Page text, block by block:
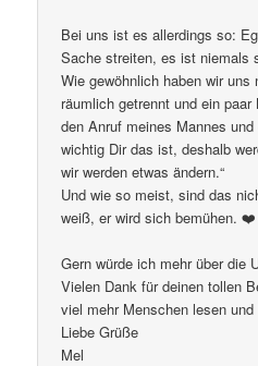
Bei uns ist es allerdings so:
Sache streiten, es ist niemals
Wie gewöhnlich haben wir
räumlich getrennt und ein
den Anruf meines Mannes
wichtig Dir das ist, deshalb
wir werden etwas ändern.“
Und wie so meist, sind das
weiß, er wird sich bemühen. ❤️
Gern würde ich mehr über die
Vielen Dank für deinen tollen
viel mehr Menschen lesen
Liebe Grüße
Mel